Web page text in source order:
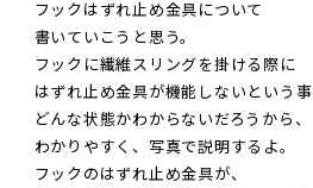
フックはずれ止め金具について
書いていこうと思う。
フックに繊維スリングを掛ける際に
はずれ止め金具が機能しないという事
どんな状態かわからないだろうから、
わかりやすく、写真で説明するよ。
フックのはずれ止め金具が、